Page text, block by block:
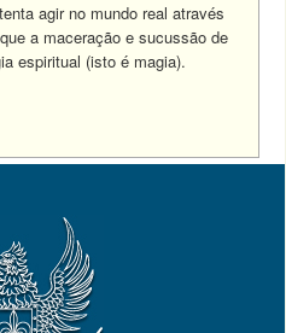
agir no mundo real através
a maceração e sucussão de
espiritual (isto é magia).